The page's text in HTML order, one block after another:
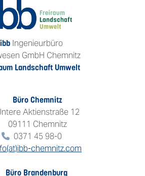
ibb Ingenieurbüro
GmbH Chemnitz
Landschaft Umwelt
Büro Chemnitz
Aktienstraße 12
09111 Chemnitz
0371 45 98-0
chemnitz.com
Büro Brandenburg